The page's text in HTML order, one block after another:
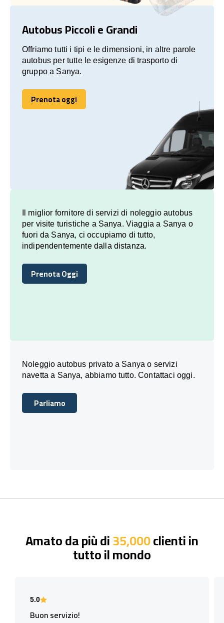
Autobus Piccoli e Grandi
Offriamo tutti i tipi e le dimensioni, in altre parole
autobus per tutte le esigenze di trasporto di
gruppo a Sanya.
Prenota oggi
Prenota oggi
Il miglior fornitore di servizi di noleggio autobus
per visite turistiche a Sanya. Viaggia a Sanya o
fuori da Sanya, ci occupiamo di tutto,
indipendentemente dalla distanza.
Prenota Oggi
Prenota Oggi
Noleggio autobus privato a Sanya o servizi
navetta a Sanya, abbiamo tutto. Contattaci oggi.
Parliamo
Parliamo
Amato da più di35,000clienti in
tutto il mondo
5.0
Buon servizio!